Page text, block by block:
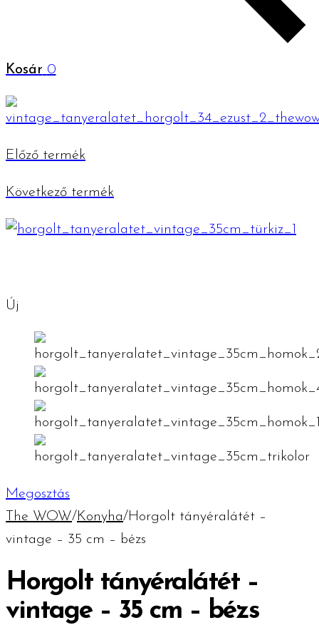
Kosár 0
Előző termék
Következő termék
Új
Megosztás
The WOW/Konyha/Horgolt tányéralátét –
vintage – 35 cm – bézs
Horgolt tányéralátét –
vintage – 35 cm – bézs